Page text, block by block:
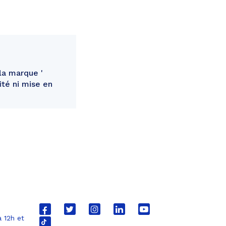
marque '
ni mise en
12h et
Lien
Lien
Lien
Lien
Lien